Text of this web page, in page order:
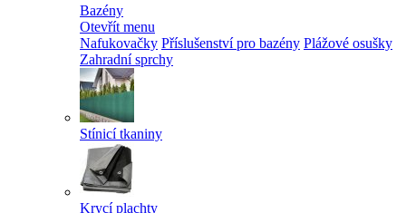
Bazény
Otevřít menu
Nafukovačky Příslušenství pro bazény Plážové osušky
Zahradní sprchy
Stínicí tkaniny
Krycí plachty